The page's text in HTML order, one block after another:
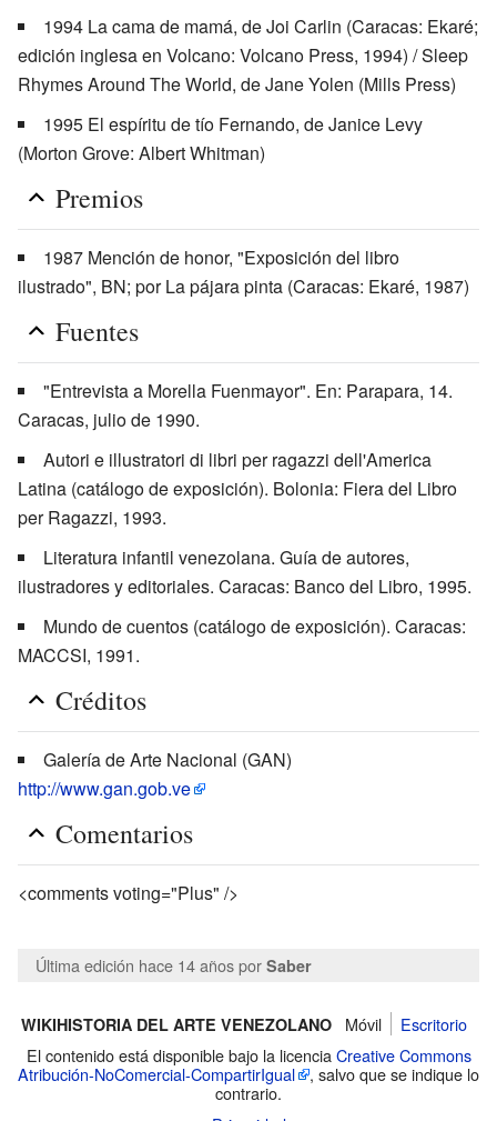
1994 La cama de mamá, de Joi Carlin (Caracas: Ekaré;
edición inglesa en Volcano: Volcano Press, 1994) / Sleep
Rhymes Around The World, de Jane Yolen (Mills Press)
1995 El espíritu de tío Fernando, de Janice Levy
(Morton Grove: Albert Whitman)
Premios
1987 Mención de honor, "Exposición del libro
ilustrado", BN; por La pájara pinta (Caracas: Ekaré, 1987)
Fuentes
"Entrevista a Morella Fuenmayor". En: Parapara, 14.
Caracas, julio de 1990.
Autori e illustratori di libri per ragazzi dell'America
Latina (catálogo de exposición). Bolonia: Fiera del Libro
per Ragazzi, 1993.
Literatura infantil venezolana. Guía de autores,
ilustradores y editoriales. Caracas: Banco del Libro, 1995.
Mundo de cuentos (catálogo de exposición). Caracas:
MACCSI, 1991.
Créditos
Galería de Arte Nacional (GAN)
http://www.gan.gob.ve
Comentarios
<comments voting="Plus" />
Última edición hace 14 añospor Saber
WIKIHISTORIA DEL ARTE VENEZOLANO Móvil
Escritorio
El contenido está disponible bajo la licenciaCreative Commons
Atribución-NoComercial-CompartirIgual
, salvo que se indique lo
contrario.